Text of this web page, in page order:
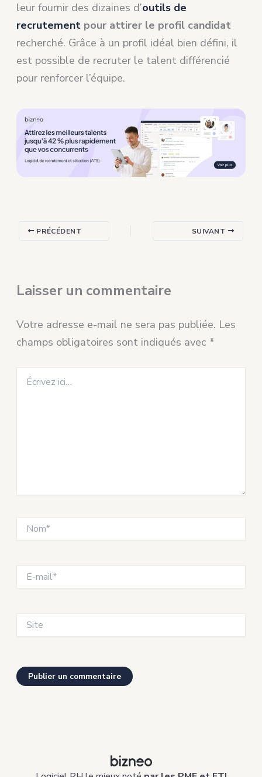
leur fournir des dizaines d’outils de
recrutement pour attirer le profil candidat
recherché. Grâce à un profil idéal bien défini, il
est possible de recruter le talent différencié
pour renforcer l’équipe.
PRÉCÉDENT SUIVANT
Laisser un commentaire
Votre adresse e-mail ne sera pas publiée. Les
champs obligatoires sont indiqués avec *
ici…
mail*